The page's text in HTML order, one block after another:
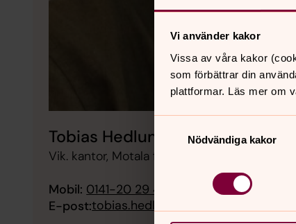
Vi använder kakor
Vissa av våra kakor
som förbättrar din
plattformar. Läs mer om
Nödvändiga kakor
Tobias Hedlund
Vik. kantor, Motala församling
Mobil: 0141-20 29 45
E-post:tobias.hedlund@svenskakyrkan.se